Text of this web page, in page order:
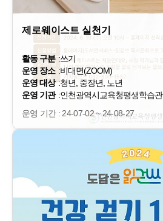
제로웨이스트 실천기
활동 구분 :쓰기
운영 장소 :비대면(ZOOM)
운영 대상 :청년, 중장년, 노년
운영 기관 :인천광역시교육청평생학습관
운영 기간 : 24-07-02 ~ 24-08-27